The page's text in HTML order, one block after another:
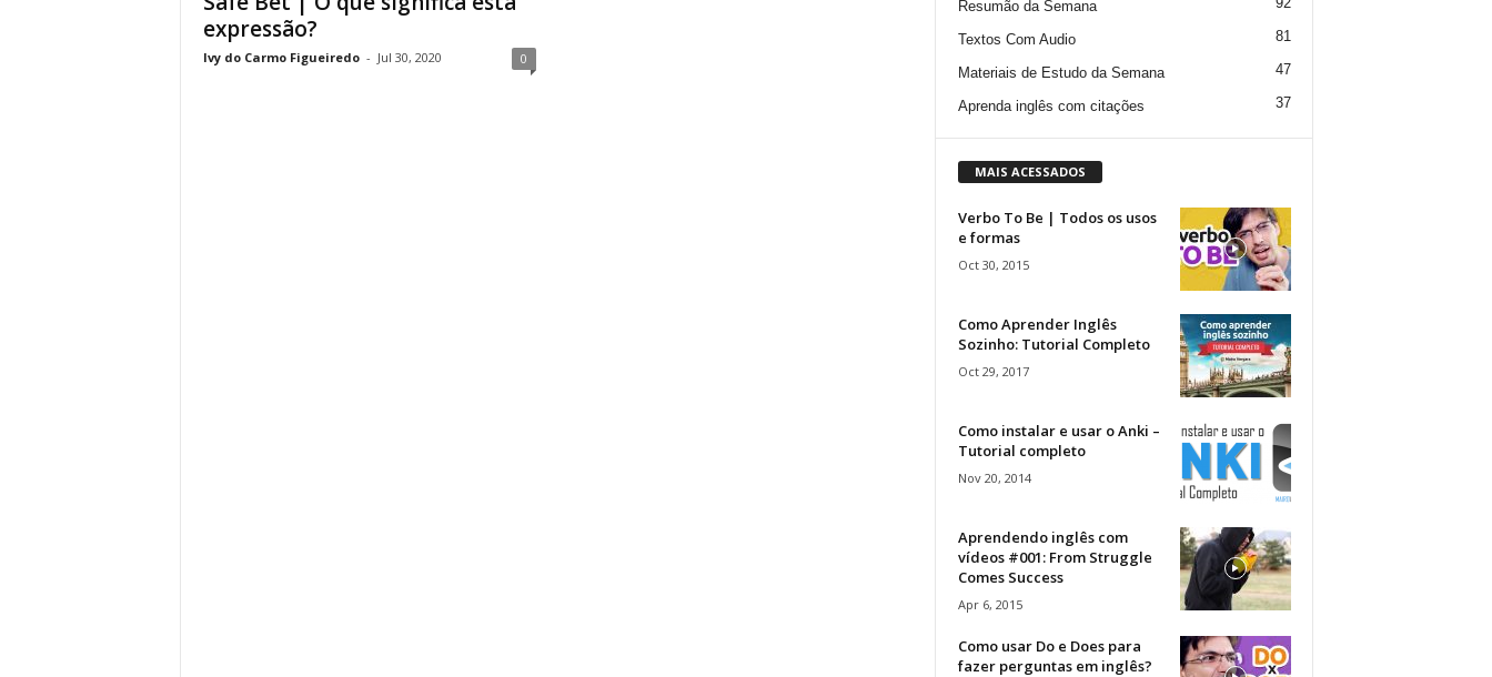
expressão?
Ivy do Carmo Figueiredo - Jul 30, 2020 0
Resumão da Semana
Textos Com Audio 81
Materiais de Estudo da Semana 47
Aprenda inglês com citações 37
MAIS ACESSADOS
Verbo To Be | Todos os usos
e formas
Oct 30, 2015
Como Aprender Inglês
Sozinho: Tutorial Completo
Oct 29, 2017
Como instalar e usar o Anki –
Tutorial completo
Nov 20, 2014
Aprendendo inglês com
vídeos #001: From Struggle
Comes Success
Apr 6, 2015
Como usar Do e Does para
fazer perguntas em inglês?